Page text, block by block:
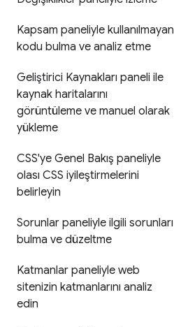
Kapsam paneliyle kullanılmayan
kodu bulma ve analiz etme
Geliştirici Kaynakları paneli ile
kaynak haritalarını
görüntüleme ve manuel olarak
yükleme
CSS'ye Genel Bakış paneliyle
olası CSS iyileştirmelerini
belirleyin
Sorunlar paneliyle ilgili sorunları
bulma ve düzeltme
Katmanlar paneliyle web
sitenizin katmanlarını analiz
edin